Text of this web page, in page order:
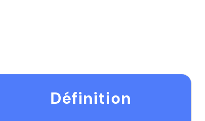
Définition